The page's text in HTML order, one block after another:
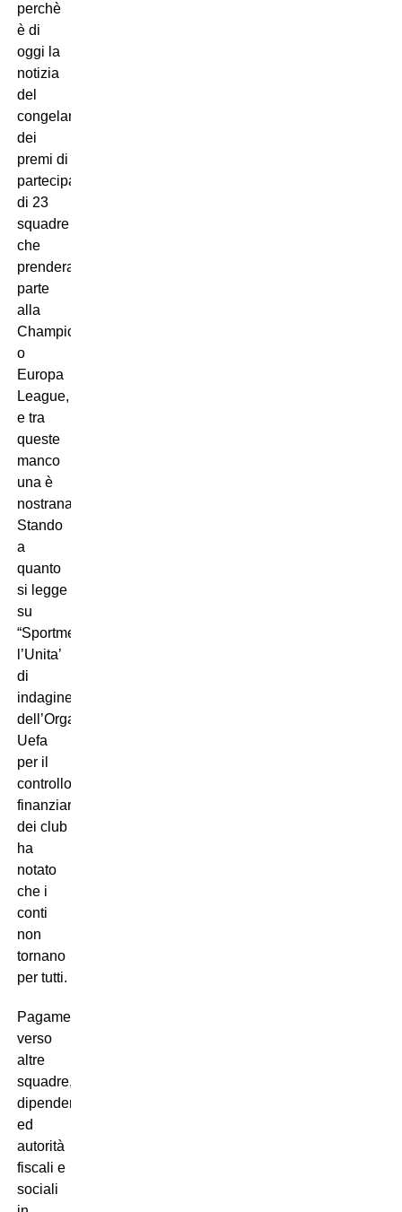
perchè
è di
oggi la
notizia
del
congelamento
dei
premi di
partecipazione
di 23
squadre
che
prenderanno
parte
alla
Champions
o
Europa
League,
e tra
queste
manco
una è
nostrana.
Stando
a
quanto
si legge
su
“Sportmediaset”,
l’Unita’
di
indagine
dell’Organo
Uefa
per il
controllo
finanziario
dei club
ha
notato
che i
conti
non
tornano
per tutti.
Pagamenti
verso
altre
squadre,
dipendenti
ed
autorità
fiscali e
sociali